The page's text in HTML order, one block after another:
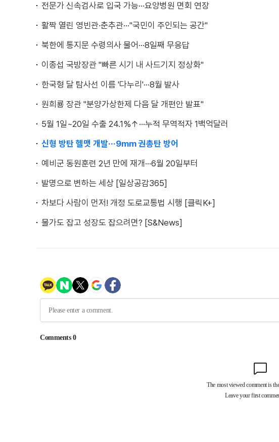
전문가 신속검사로 입국 가능···요양병원 면회 연장
활짝 열린 영빈관·춘추관···"국민이 주인되는 공간"
북한에 통지문 수령의사 물어···8일째 무응답
이종섭 국방장관 "빠른 시기 내 사드기지 정상화"
한국형 달 탐사선 이름 '다누리'···8월 발사
원희룡 장관 "분양가상한제 다음 달 개편안 발표"
5월 1일~20일 수출 24.1%↑···누적 무역적자 1백억달러
신형 방탄 헬맷 개발···9mm 권총탄 방어
예비군 동원훈련 2년 만에 재개···6월 20일부터
발명으로 변하는 세상 [일상공감365]
차보다 사람이 먼저! 개정 도로교통법 시행 [클릭K+]
물가도 잡고 성장도 잡으려면? [S&News]